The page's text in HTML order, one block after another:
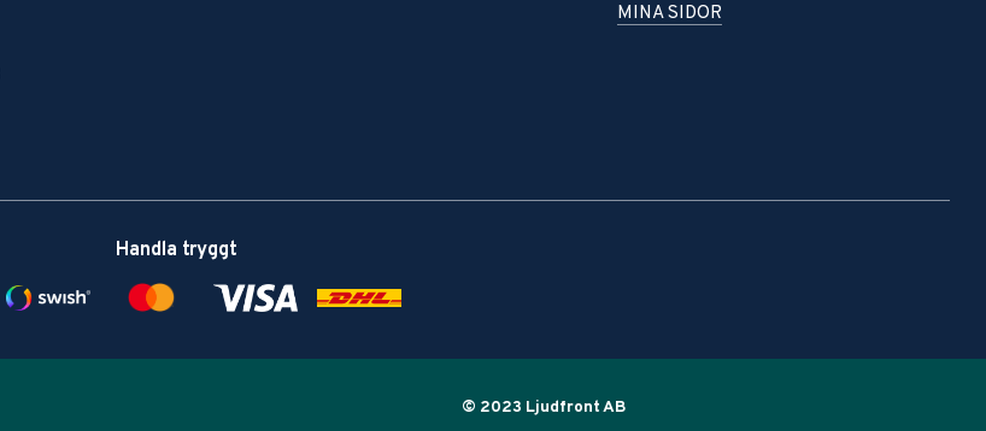
MINA SIDOR
Handla tryggt
© 2023 Ljudfront AB